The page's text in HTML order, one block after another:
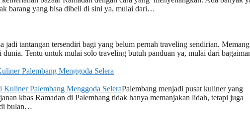
barang yang bisa dibeli di sini ya, mulai dari…
jadi tantangan tersendiri bagi yang belum pernah traveling sendirian. Memang
Tentu untuk mulai solo traveling butuh panduan ya, mulai dari
Palembang Menggoda Selera
Palembang menjadi pusat kuliner yang
khas Ramadan di Palembang tidak hanya memanjakan lidah, tetapi juga
di bulan…